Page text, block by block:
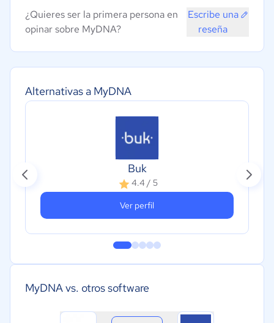
Alternativas a MyDNA
Buk
4.4 / 5
Ver perfil
MyDNA vs. otros software
¿Quieres ser la primera persona en
opinar sobre MyDNA?
Escribe una
reseña